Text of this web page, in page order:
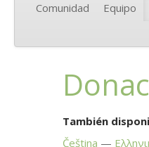
Comunidad
Equipo
También
Čeština